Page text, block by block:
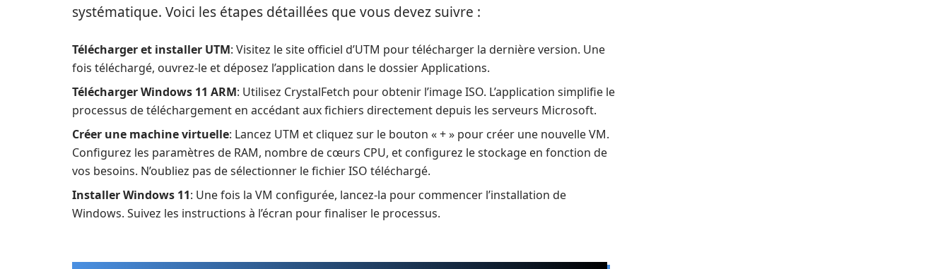
systématique. Voici les étapes détaillées que vous devez suivre :
Télécharger et installer UTM: Visitez le site officiel d’UTM pour télécharger la dernière version. Une
fois téléchargé, ouvrez-le et déposez l’application dans le dossier Applications.
Télécharger Windows 11 ARM: Utilisez CrystalFetch pour obtenir l’image ISO. L’application simplifie le
processus de téléchargement en accédant aux fichiers directement depuis les serveurs Microsoft.
Créer une machine virtuelle: Lancez UTM et cliquez sur le bouton « + » pour créer une nouvelle VM.
Configurez les paramètres de RAM, nombre de cœurs CPU, et configurez le stockage en fonction de
vos besoins. N’oubliez pas de sélectionner le fichier ISO téléchargé.
Installer Windows 11: Une fois la VM configurée, lancez-la pour commencer l’installation de
Windows. Suivez les instructions à l’écran pour finaliser le processus.